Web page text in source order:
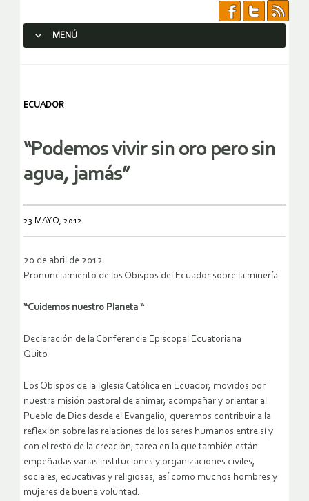
MENÚ
ECUADOR
“Podemos vivir sin oro pero sin
agua, jamás”
23 MAYO, 2012
20 de abril de 2012
Pronunciamiento de los Obispos del Ecuador sobre la minería
“Cuidemos nuestro Planeta “
Declaración de la Conferencia Episcopal Ecuatoriana
Quito
Los Obispos de la Iglesia Católica en Ecuador, movidos por
nuestra misión pastoral de animar, acompañar y orientar al
Pueblo de Dios desde el Evangelio, queremos contribuir a la
reflexión sobre las relaciones de los seres humanos entre sí y
con el resto de la creación; tarea en la que también están
empeñadas varias instituciones y organizaciones civiles,
sociales, educativas y religiosas, así como muchos hombres y
mujeres de buena voluntad.